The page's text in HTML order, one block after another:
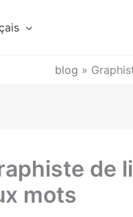
blog »
de
mots